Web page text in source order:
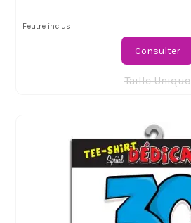
Feutre inclus
Consulter
Taille Unique